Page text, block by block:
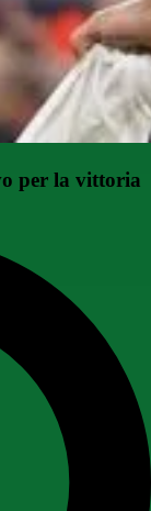
per la vittoria